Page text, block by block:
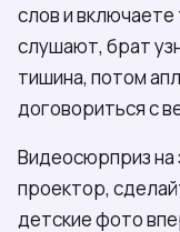
слов и включаете
слушают, брат
тишина, потом
договориться с
Видеосюрприз на
проектор,
детские фото